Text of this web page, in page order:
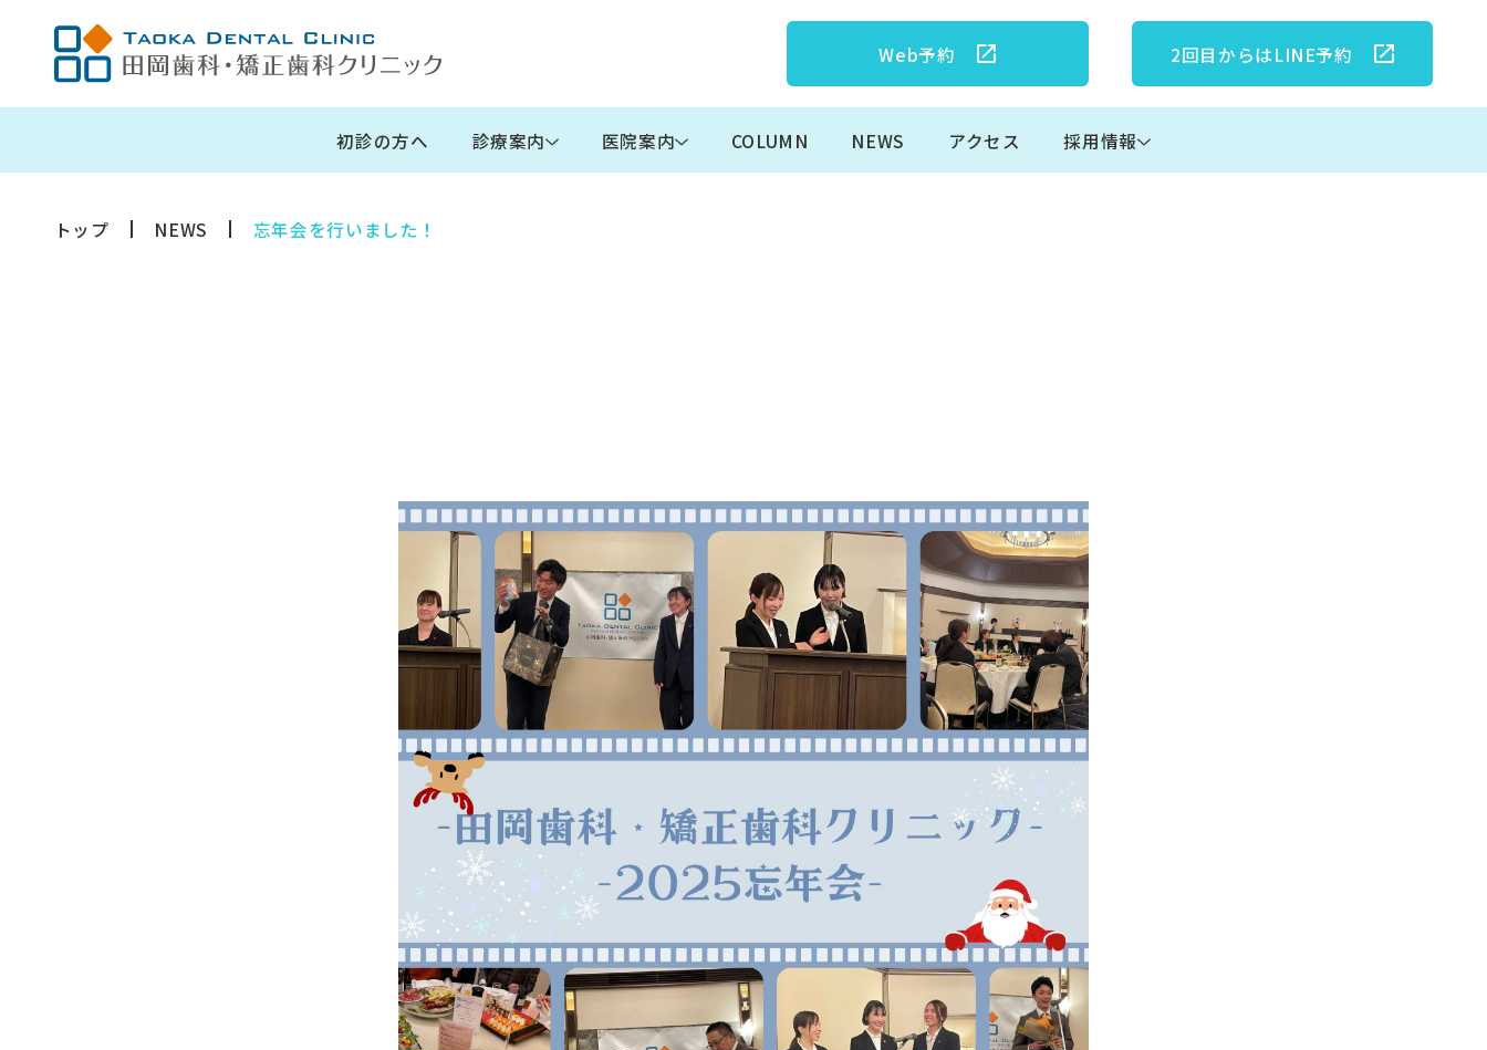
Web予約 2回目からはLINE予約
初診の方へ 診療案内
噛み合わせ・ 顎関節症治療 歯周病治療
審美修復治療 デンタルプロケア
メンテナンス
医院案内 COLUMN NEWS アクセス 採用情報
トップ NEWS 忘年会を行いました！